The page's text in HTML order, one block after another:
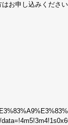
お申し込みくださ